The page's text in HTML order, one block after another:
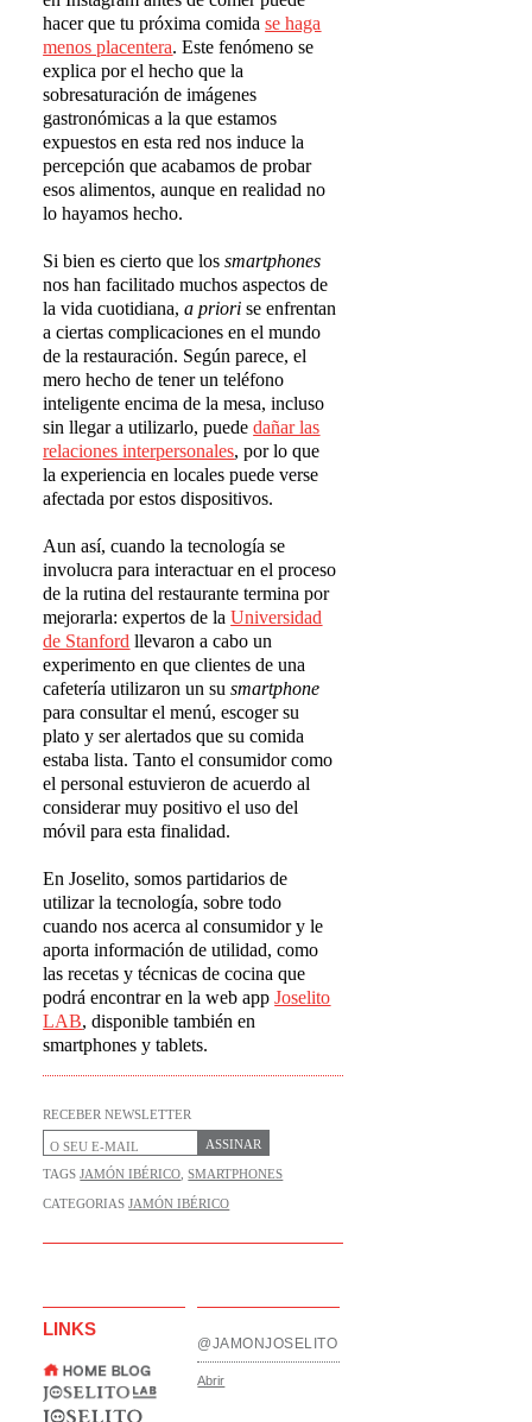
hacer que tu próxima comidase haga
menos placentera. Este fenómeno se
explica por el hecho que la
sobresaturación de imágenes
gastronómicas a la que estamos
expuestos en esta red nos induce la
percepción que acabamos de probar
esos alimentos, aunque en realidad no
lo hayamos hecho.
Si bien es cierto que lossmartphones
nos han facilitado muchos aspectos de
la vida cuotidiana,a priori se enfrentan
a ciertas complicaciones en el mundo
de la restauración. Según parece, el
mero hecho de tener un teléfono
inteligente encima de la mesa, incluso
sin llegar a utilizarlo, puededañar las
relaciones interpersonales, por lo que
la experiencia en locales puede verse
afectada por estos dispositivos.
Aun así, cuando la tecnología se
involucra para interactuar en el proceso
de la rutina del restaurante termina por
mejorarla: expertos de laUniversidad
de Stanford llevaron a cabo un
experimento en que clientes de una
cafetería utilizaron un susmartphone
para consultar el menú, escoger su
plato y ser alertados que su comida
estaba lista. Tanto el consumidor como
el personal estuvieron de acuerdo al
considerar muy positivo el uso del
móvil para esta finalidad.
En Joselito, somos partidarios de
utilizar la tecnología, sobre todo
cuando nos acerca al consumidor y le
aporta información de utilidad, como
las recetas y técnicas de cocina que
podrá encontrar en la web appJoselito
LAB, disponible también en
smartphones y tablets.
RECEBER NEWSLETTER
ASSINAR
TAGSJAMÓN IBÉRICO ,SMARTPHONES
CATEGORIASJAMÓN IBÉRICO
LINKS
@JAMONJOSELITO
Abrir